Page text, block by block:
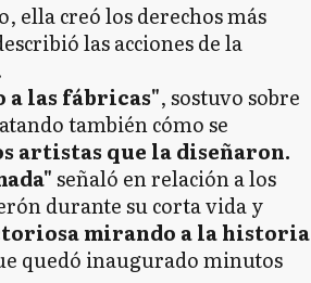
ella creó los derechos más
las acciones de la
a las fábricas", sostuvo sobre
también cómo se
artistas que la diseñaron.
señaló en relación a los
durante su corta vida y
mirando a la historia
quedó inaugurado minutos